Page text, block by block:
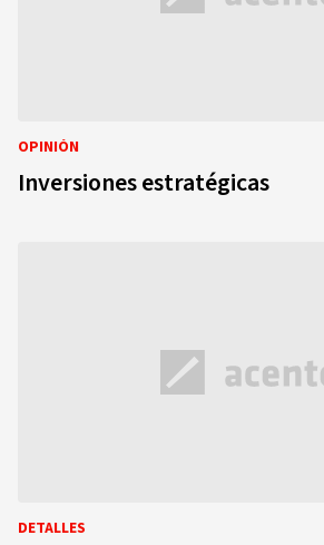
OPINIÓN
Inversiones estratégicas
DETALLES